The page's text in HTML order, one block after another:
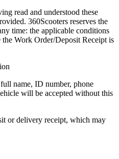
read and understood these
360Scooters reserves the
time: the applicable conditions
Work Order/Deposit Receipt is
name, ID number, phone
will be accepted without this
or delivery receipt, which may